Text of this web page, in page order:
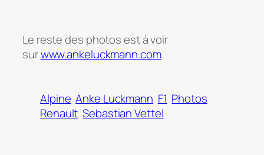
Le reste des photos est à voir
surwww.ankeluckmann.com
Alpine Anke Luckmann F1 Photos
Renault Sebastian Vettel